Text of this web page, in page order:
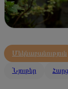
Մեկնաբանություն
Նյութեր